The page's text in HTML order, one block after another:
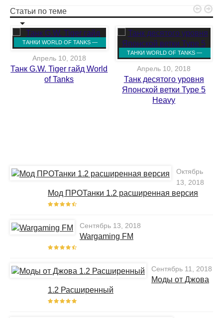
Статьи по теме
ТАНКИ WORLD OF TANKS —
Апрель 10, 2018
Танк G.W. Tiger гайд World
of Tanks
ТАНКИ WORLD OF TANKS —
Апрель 10, 2018
Танк десятого уровня
Японской ветки Type 5
Heavy
 
Октябрь
13, 2018
Мод ПРОТанки 1.2 расширенная версия
Сентябрь 13, 2018
Wargaming FM
Сентябрь 11, 2018
Моды от Джова
1.2 Расширенный